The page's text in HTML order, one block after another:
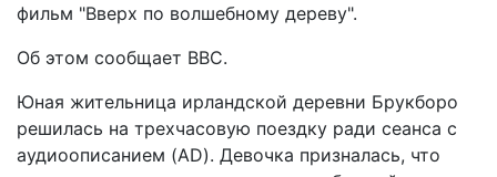
фильм "Вверх по волшебному дереву".
Oб этом сообщает ВВС.
Юная жительница ирландской деревни Брукборо
решилась на трехчасовую поездку ради сеанса с
аудиоописанием (AD). Девочка призналась, что